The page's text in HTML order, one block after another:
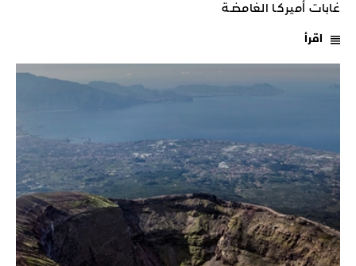
غابات أميركـا الغامضـة
اقرأ